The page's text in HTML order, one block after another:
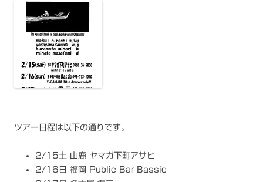
ツアー日程は以下の通りです。
2/15土 山鹿 ヤマガ下町アサヒ
2/16日 福岡 Public Bar Bassic